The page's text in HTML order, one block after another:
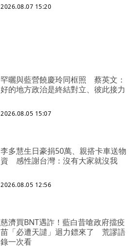
2026.08.07 15:20
罕曬與藍營饒慶玲同框照 蔡英文：
好的地方政治是終結對立、彼此接力
2026.08.05 15:07
李多慧生日豪捐50萬、親搭卡車送物
資 感性謝台灣：沒有大家就沒我
2026.08.05 12:56
慈濟買BNT遇詐！藍白昔嗆政府擋疫
苗「必遭天譴」迴力鏢來了 荒謬語
錄一次看